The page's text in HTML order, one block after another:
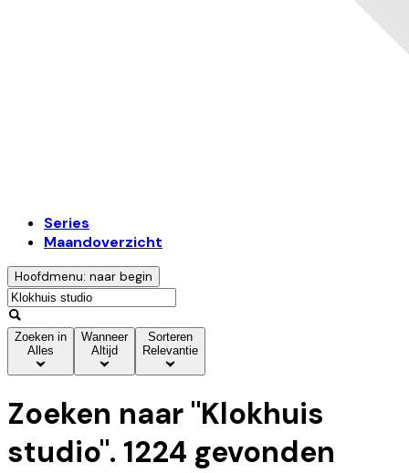
Series
Maandoverzicht
Hoofdmenu: naar begin
Zoeken in
Alles
Wanneer
Altijd
Sorteren
Relevantie
Zoeken naar "Klokhuis
studio". 1224 gevonden